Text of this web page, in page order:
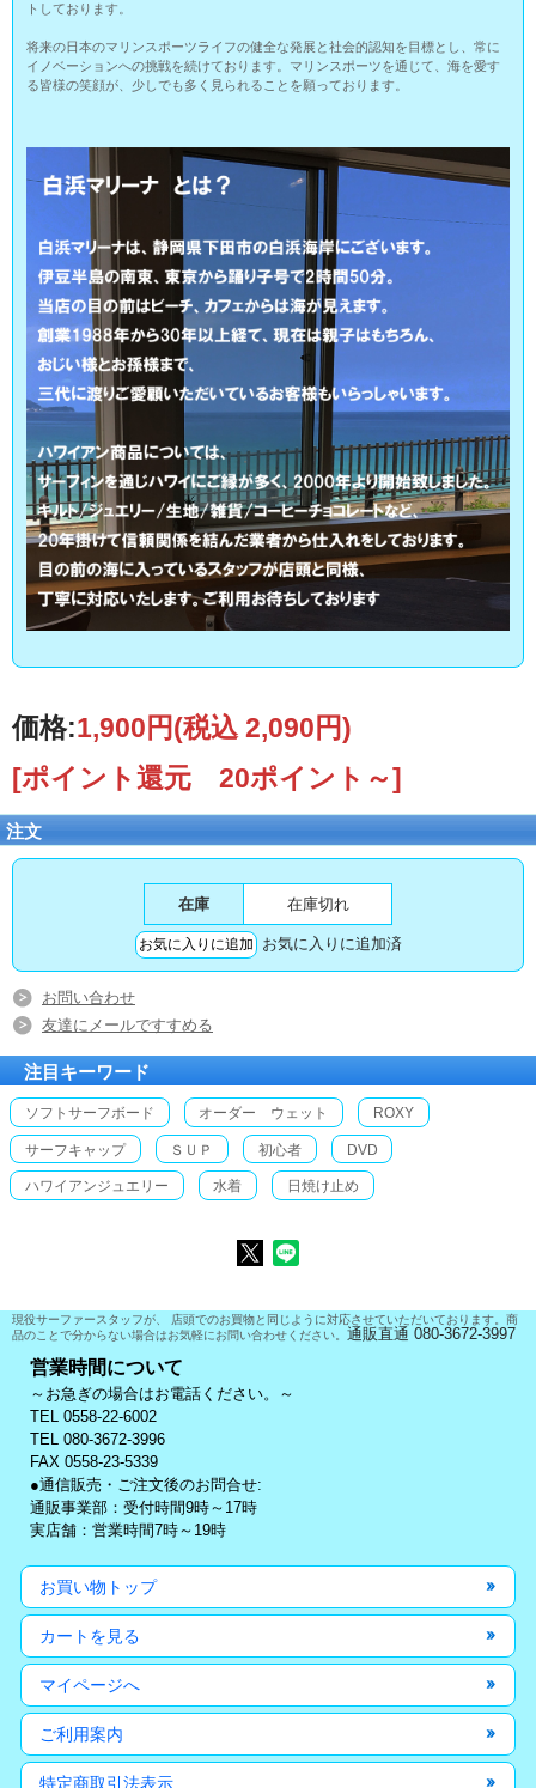
トしております。
将来の日本のマリンスポーツライフの健全な発展と社会的認知を目標とし、常に
イノベーションへの挑戦を続けております。マリンスポーツを通じて、海を愛す
る皆様の笑顔が、少しでも多く見られることを願っております。
価格:1,900円(税込 2,090円)
[ポイント還元 20ポイント～]
注文
在庫 在庫切れ
お気に入りに追加済
お問い合わせ
友達にメールですすめる
注目キーワード
ソフトサーフボード オーダー ウェット ROXY
サーフキャップ ＳＵＰ 初心者 DVD
ハワイアンジュエリー 水着 日焼け止め
現役サーファースタッフが、 店頭でのお買物と同じように対応させていただいております。商
品のことで分からない場合はお気軽にお問い合わせください。 通販直通 080-3672-3997
営業時間について
～お急ぎの場合はお電話ください。～
TEL 0558-22-6002
TEL 080-3672-3996
FAX 0558-23-5339
●通信販売・ご注文後のお問合せ:
通販事業部：受付時間9時～17時
実店舗：営業時間7時～19時
お買い物トップ
カートを見る
マイページへ
ご利用案内
特定商取引法表示